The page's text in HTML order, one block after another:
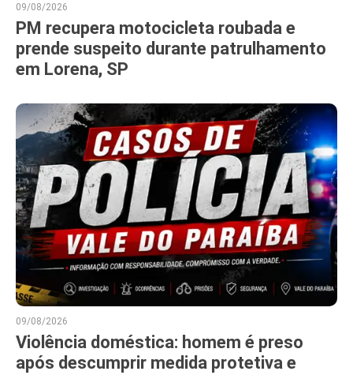
09/08/2026
PM recupera motocicleta roubada e
prende suspeito durante patrulhamento
em Lorena, SP
09/08/2026
Violência doméstica: homem é preso
após descumprir medida protetiva e